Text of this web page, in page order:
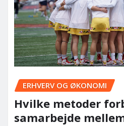
ERHVERV OG ØKONOMI
Hvilke metoder
samarbejde